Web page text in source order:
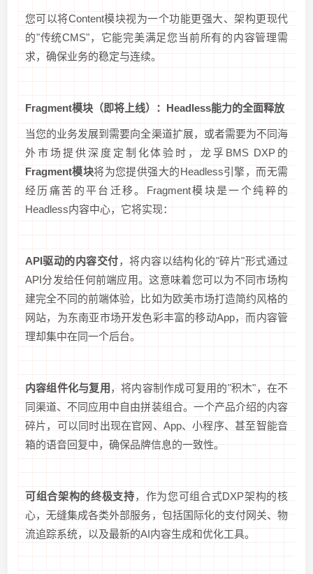
您可以将Content模块视为一个功能更强大、架构更现代
的"传统CMS"，它能完美满足您当前所有的内容管理需
求，确保业务的稳定与连续。
Fragment模块（即将上线）：Headless能力的全面释放
当您的业务发展到需要向全渠道扩展，或者需要为不同海
外市场提供深度定制化体验时，龙孚BMS DXP的
Fragment模块将为您提供强大的Headless引擎，而无需
经历痛苦的平台迁移。Fragment模块是一个纯粹的
Headless内容中心，它将实现：
API驱动的内容交付，将内容以结构化的"碎片"形式通过
API分发给任何前端应用。这意味着您可以为不同市场构
建完全不同的前端体验，比如为欧美市场打造简约风格的
网站，为东南亚市场开发色彩丰富的移动App，而内容管
理却集中在同一个后台。
内容组件化与复用 ，将内容制作成可复用的"积木"，在不
同渠道、不同应用中自由拼装组合。一个产品介绍的内容
碎片，可以同时出现在官网、App、小程序、甚至智能音
箱的语音回复中，确保品牌信息的一致性。
可组合架构的终极支持，作为您可组合式DXP架构的核
心，无缝集成各类外部服务，包括国际化的支付网关、物
流追踪系统，以及最新的AI内容生成和优化工具。